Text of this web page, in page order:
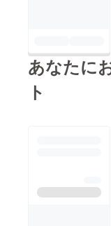
あなたに
ト